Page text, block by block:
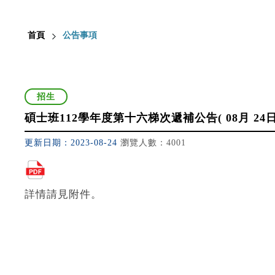
首頁 公告事項
招生
碩士班112學年度第十六梯次遞補公告( 08月 24
更新日期：2023-08-24 瀏覽人數：4001
詳情請見附件。